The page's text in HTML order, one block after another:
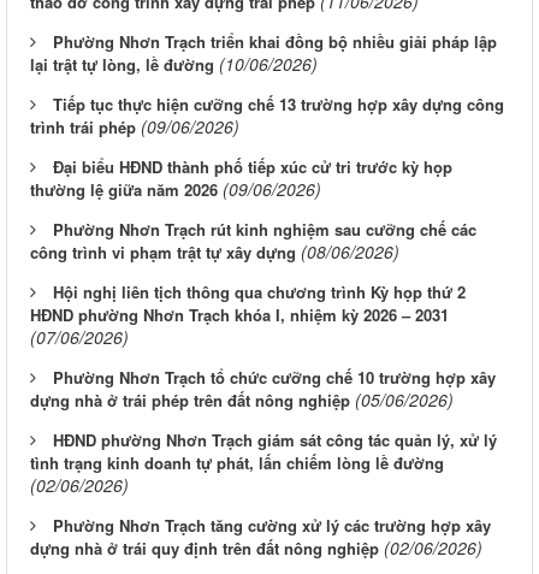
Phường Nhơn Trạch triển khai đồng bộ nhiều giải pháp lập
lại trật tự lòng, lề đường (10/06/2026)
Tiếp tục thực hiện cưỡng chế 13 trường hợp xây dựng công
trình trái phép (09/06/2026)
Đại biểu HĐND thành phố tiếp xúc cử tri trước kỳ họp
thường lệ giữa năm 2026 (09/06/2026)
Phường Nhơn Trạch rút kinh nghiệm sau cưỡng chế các
công trình vi phạm trật tự xây dựng (08/06/2026)
Hội nghị liên tịch thông qua chương trình Kỳ họp thứ 2
HĐND phường Nhơn Trạch khóa I, nhiệm kỳ 2026 – 2031
(07/06/2026)
Phường Nhơn Trạch tổ chức cưỡng chế 10 trường hợp xây
dựng nhà ở trái phép trên đất nông nghiệp (05/06/2026)
HĐND phường Nhơn Trạch giám sát công tác quản lý, xử lý
tình trạng kinh doanh tự phát, lấn chiếm lòng lề đường
(02/06/2026)
Phường Nhơn Trạch tăng cường xử lý các trường hợp xây
dựng nhà ở trái quy định trên đất nông nghiệp (02/06/2026)